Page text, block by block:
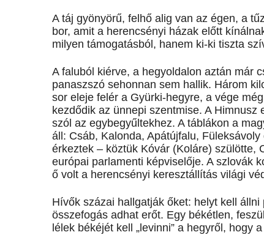
A táj gyönyörű, felhő alig van az égen, a
bor, amit a herencsényi házak előtt
milyen támogatásból, hanem ki-ki tiszta
A faluból kiérve, a hegyoldalon aztán már
panaszszó sehonnan sem hallik. Három
sor eleje felér a Gyürki-hegyre, a vége
kezdődik az ünnepi szentmise. A
szól az egybegyűltekhez. A táblákon a
áll: Csáb, Kalonda, Apátújfalu,
érkeztek – köztük Kóvár (Koláre) szülötte,
európai parlamenti képviselője. A szlovák
ő volt a herencsényi keresztállítás világi
Hívők százai hallgatják őket: helyt kell
összefogás adhat erőt. Egy békétlen,
lélek békéjét kell „levinni” a hegyről,